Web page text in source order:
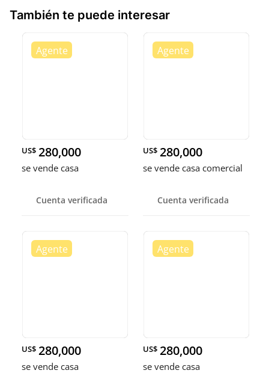
También te puede interesar
US$ 280,000
se vende casa
Cuenta verificada
US$ 280,000
se vende casa comercial
Cuenta verificada
US$ 280,000
se vende casa
US$ 280,000
se vende casa